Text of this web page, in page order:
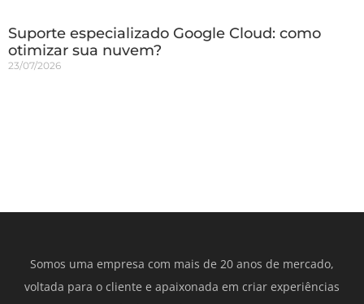
Suporte especializado Google Cloud: como
otimizar sua nuvem?
23/07/2026
Somos uma empresa com mais de 20 anos de mercado,
voltada para o cliente e apaixonada em criar experiências